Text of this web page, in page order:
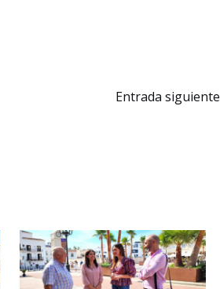
Entrada siguiente